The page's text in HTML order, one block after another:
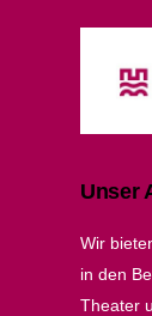
Unser
Wir
in den
Theater